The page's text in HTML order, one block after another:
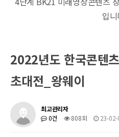
입
2022년도 한국콘텐
초대전_왕웨이
최고관리자
0건
808회 23-02-